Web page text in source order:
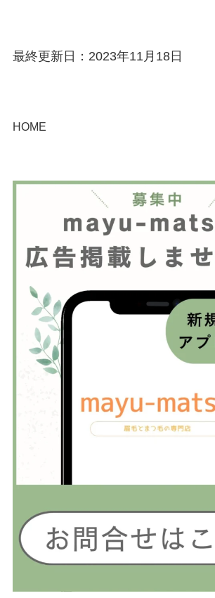
最終更新日：2023年11月18日
HOME